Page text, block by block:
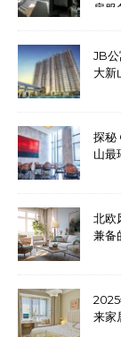
房服
JB
大新
探秘
山最
北欧
兼备
来家